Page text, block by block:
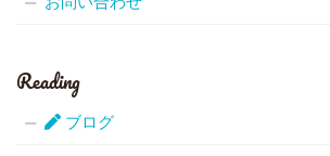
Reading
ブログ